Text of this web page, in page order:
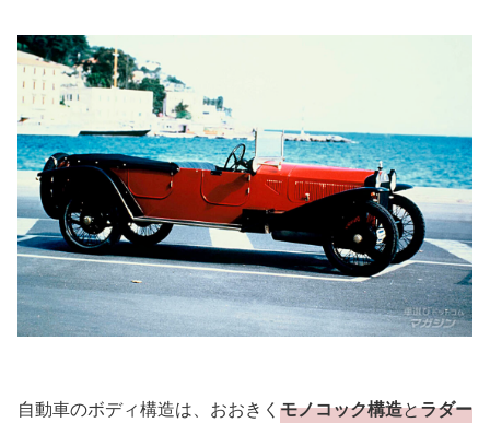
自動車のボディ構造は、おおきく モノコック構造とラダー